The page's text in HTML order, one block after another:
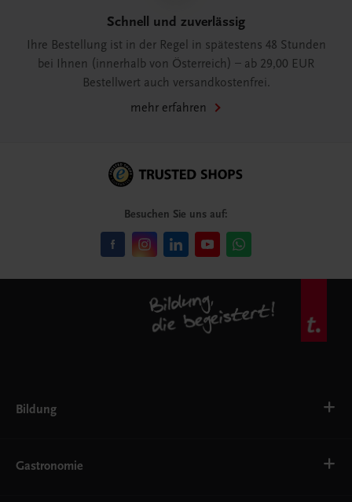
Schnell und zuverlässig
Ihre Bestellung ist in der Regel in spätestens 48 Stunden
bei Ihnen (innerhalb von Österreich) – ab 29,00 EUR
Bestellwert auch versandkostenfrei.
mehr erfahren
Besuchen Sie uns auf:
Bildung
Ernährung
Gastronomie